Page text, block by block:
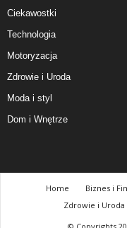
Ciekawostki
Technologia
Motoryzacja
Zdrowie i Uroda
Moda i styl
Dom i Wnętrze
Home Biznes i
Zdrowie i Uroda